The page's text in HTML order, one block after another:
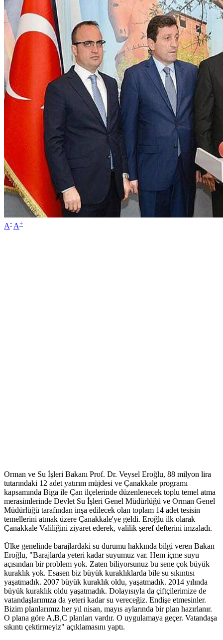
A- A+
Orman ve Su İşleri Bakanı Prof. Dr. Veysel Eroğlu, 88 milyon lira
tutarındaki 12 adet yatırım müjdesi ve Çanakkale programı
kapsamında Biga ile Çan ilçelerinde düzenlenecek toplu temel atma
merasimlerinde Devlet Su İşleri Genel Müdürlüğü ve Orman Genel
Müdürlüğü tarafından inşa edilecek olan toplam 14 adet tesisin
temellerini atmak üzere Çanakkale'ye geldi. Eroğlu ilk olarak
Çanakkale Valiliğini ziyaret ederek, valilik şeref defterini imzaladı.
Ülke genelinde barajlardaki su durumu hakkında bilgi veren Bakan
Eroğlu, "Barajlarda yeteri kadar suyumuz var. Hem içme suyu
açısından bir problem yok. Zaten biliyorsunuz bu sene çok büyük
kuraklık yok. Esasen biz büyük kuraklıklarda bile su sıkıntısı
yaşatmadık. 2007 büyük kuraklık oldu, yaşatmadık. 2014 yılında
büyük kuraklık oldu yaşatmadık. Dolayısıyla da çiftçilerimize de
vatandaşlarımıza da yeteri kadar su vereceğiz. Endişe etmesinler.
Bizim planlarımız her yıl nisan, mayıs aylarında bir plan hazırlanır.
O plana göre A,B,C planları vardır. O uygulamaya geçer. Vatandaşa
sıkıntı çektirmeyiz" açıklamasını yaptı.